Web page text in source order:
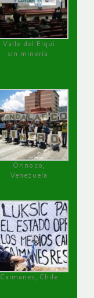
Valle del Elqui
sin minería.
Orinoco,
Venezuela
Caimanes, Chile